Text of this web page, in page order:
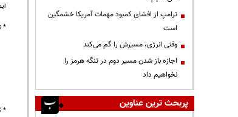
*
*
ترامپ از افشای کمبود مهمات آمریکا خشمگین
است
وقتی انرژی، مسیرش را گم می‌کند
اجازه باز شدن مسیر دوم در تنگه هرمز را
نخواهیم داد
پربحث ترین عناوین